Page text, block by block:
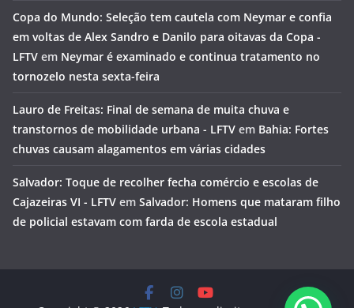
Copa do Mundo: Seleção tem cautela com Neymar e confia
em voltas de Alex Sandro e Danilo para oitavas da Copa -
LFTV em Neymar é examinado e continua tratamento no
tornozelo nesta sexta-feira
Lauro de Freitas: Final de semana de muita chuva e
transtornos de mobilidade urbana - LFTV em Bahia: Fortes
chuvas causam alagamentos em várias cidades
Salvador: Toque de recolher fecha comércio e escolas de
Cajazeiras VI - LFTV em Salvador: Homens que mataram filho
de policial estavam com farda de escola estadual